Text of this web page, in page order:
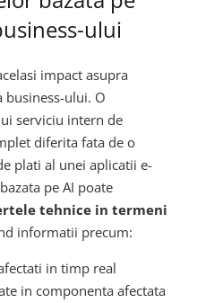
ului
impact asupra
ului. O
serviciu intern de
diferita fata de o
plati al unei aplicatii e-
pe AI poate
tehnice in termeni
informatii precum:
in timp real
in componenta afectata